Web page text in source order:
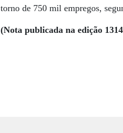
torno de 750 mil empregos,
(Nota publicada na edição